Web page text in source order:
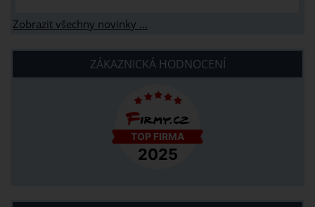
Zobrazit všechny novinky ...
ZÁKAZNICKÁ HODNOCENÍ